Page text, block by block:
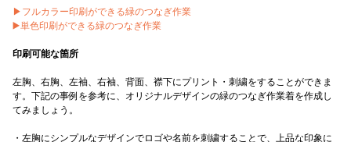
▶︎フルカラー印刷ができる緑のつなぎ作業
▶️単色印刷ができる緑のつなぎ作業
印刷可能な箇所
左胸、右胸、左袖、右袖、背面、襟下にプリント・刺繍をすることができま
す。下記の事例を参考に、オリジナルデザインの緑のつなぎ作業着を作成し
てみましょう。
・左胸にシンプルなデザインでロゴや名前を刺繍することで、上品な印象に